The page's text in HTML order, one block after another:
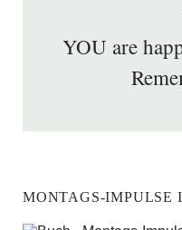
YOU are
MONTAGS-IMPULSE